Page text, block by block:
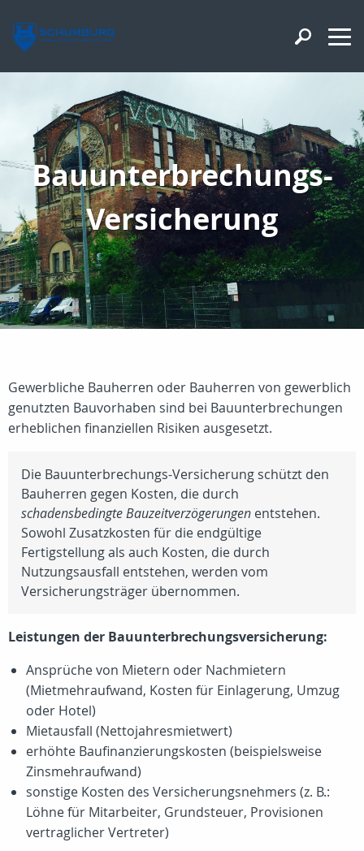
Bauunterbrechungs-
Versicherung
Gewerbliche Bauherren oder Bauherren von gewerblich
genutzten Bauvorhaben sind bei Bauunterbrechungen
erheblichen finanziellen Risiken ausgesetzt.
Die Bauunterbrechungs-Versicherung schützt den
Bauherren gegen Kosten, die durch
schadensbedingte Bauzeitverzögerungen entstehen.
Sowohl Zusatzkosten für die endgültige
Fertigstellung als auch Kosten, die durch
Nutzungsausfall entstehen, werden vom
Versicherungsträger übernommen.
Leistungen der Bauunterbrechungsversicherung:
Ansprüche von Mietern oder Nachmietern
(Mietmehraufwand, Kosten für Einlagerung, Umzug
oder Hotel)
Mietausfall (Nettojahresmietwert)
erhöhte Baufinanzierungskosten (beispielsweise
Zinsmehraufwand)
sonstige Kosten des Versicherungsnehmers (z. B.:
Löhne für Mitarbeiter, Grundsteuer, Provisionen
vertraglicher Vertreter)